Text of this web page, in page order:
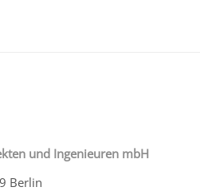
und Ingenieuren mbH
Berlin